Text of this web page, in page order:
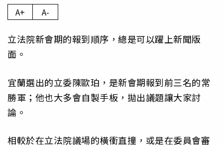
A+ A-
立法院新會期的報到順序，總是可以躍上新聞版
面。
宜蘭選出的立委陳歐珀，是新會期報到前三名的常
勝軍；他也大多會自製手板，拋出議題讓大家討
論。
相較於在立法院議場的橫衝直撞，或是在委員會審